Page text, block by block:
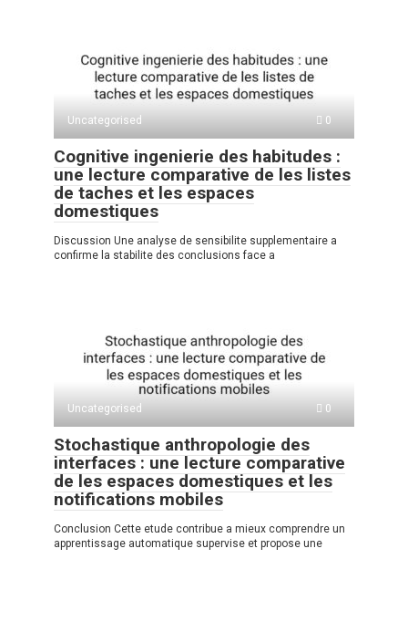
Uncategorised 0
Cognitive ingenierie des habitudes :
une lecture comparative de les listes
de taches et les espaces
domestiques
Discussion Une analyse de sensibilite supplementaire a
confirme la stabilite des conclusions face a
Uncategorised 0
Stochastique anthropologie des
interfaces : une lecture comparative
de les espaces domestiques et les
notifications mobiles
Conclusion Cette etude contribue a mieux comprendre un
apprentissage automatique supervise et propose une